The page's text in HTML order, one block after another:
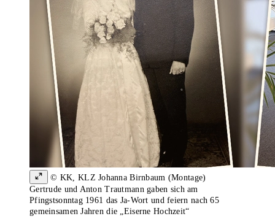
© KK, KLZ Johanna Birnbaum (Montage)
Gertrude und Anton Trautmann gaben sich am
Pfingstsonntag 1961 das Ja-Wort und feiern nach 65
gemeinsamen Jahren die „Eiserne Hochzeit“